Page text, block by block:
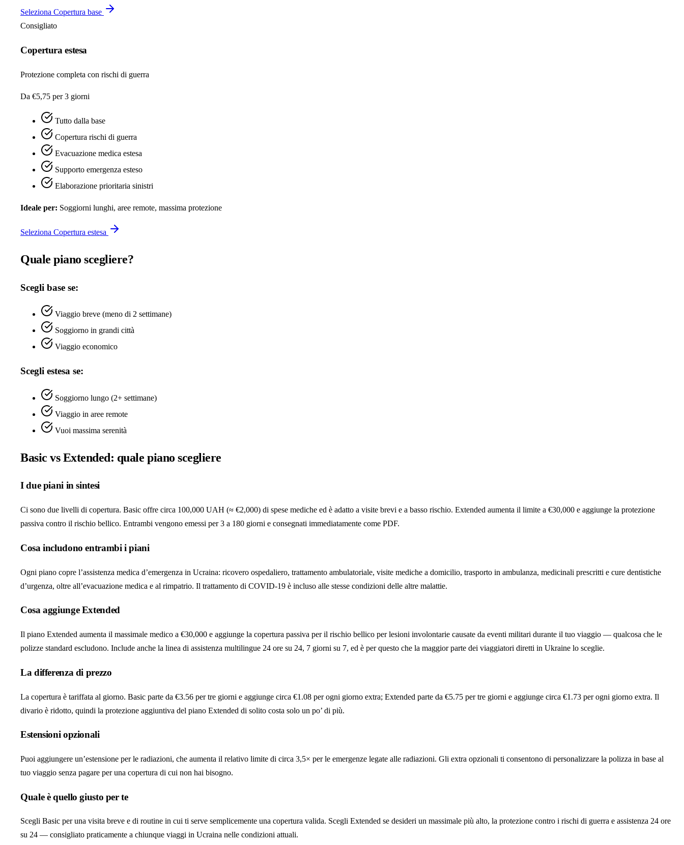
Seleziona Copertura base
Consigliato
Copertura estesa
Protezione completa con rischi di guerra
Da €5,75 per 3 giorni
Tutto dalla base
Copertura rischi di guerra
Evacuazione medica estesa
Supporto emergenza esteso
Elaborazione prioritaria sinistri
Ideale per: Soggiorni lunghi, aree remote, massima protezione
Seleziona Copertura estesa
Quale piano scegliere?
Scegli base se:
Viaggio breve (meno di 2 settimane)
Soggiorno in grandi città
Viaggio economico
Scegli estesa se:
Soggiorno lungo (2+ settimane)
Viaggio in aree remote
Vuoi massima serenità
Basic vs Extended: quale piano scegliere
I due piani in sintesi
Ci sono due livelli di copertura. Basic offre circa 100,000 UAH (≈ €2,000) di spese mediche ed è adatto a visite brevi e a basso rischio. Extended aumenta il limite a €30,000 e aggiunge la protezione
passiva contro il rischio bellico. Entrambi vengono emessi per 3 a 180 giorni e consegnati immediatamente come PDF.
Cosa includono entrambi i piani
Ogni piano copre l’assistenza medica d’emergenza in Ucraina: ricovero ospedaliero, trattamento ambulatoriale, visite mediche a domicilio, trasporto in ambulanza, medicinali prescritti e cure dentistiche
d’urgenza, oltre all’evacuazione medica e al rimpatrio. Il trattamento di COVID-19 è incluso alle stesse condizioni delle altre malattie.
Cosa aggiunge Extended
Il piano Extended aumenta il massimale medico a €30,000 e aggiunge la copertura passiva per il rischio bellico per lesioni involontarie causate da eventi militari durante il tuo viaggio — qualcosa che le
polizze standard escludono. Include anche la linea di assistenza multilingue 24 ore su 24, 7 giorni su 7, ed è per questo che la maggior parte dei viaggiatori diretti in Ukraine lo sceglie.
La differenza di prezzo
La copertura è tariffata al giorno. Basic parte da €3.56 per tre giorni e aggiunge circa €1.08 per ogni giorno extra; Extended parte da €5.75 per tre giorni e aggiunge circa €1.73 per ogni giorno extra. Il
divario è ridotto, quindi la protezione aggiuntiva del piano Extended di solito costa solo un po’ di più.
Estensioni opzionali
Puoi aggiungere un’estensione per le radiazioni, che aumenta il relativo limite di circa 3,5× per le emergenze legate alle radiazioni. Gli extra opzionali ti consentono di personalizzare la polizza in base al
tuo viaggio senza pagare per una copertura di cui non hai bisogno.
Quale è quello giusto per te
Scegli Basic per una visita breve e di routine in cui ti serve semplicemente una copertura valida. Scegli Extended se desideri un massimale più alto, la protezione contro i rischi di guerra e assistenza 24 ore
su 24 — consigliato praticamente a chiunque viaggi in Ucraina nelle condizioni attuali.